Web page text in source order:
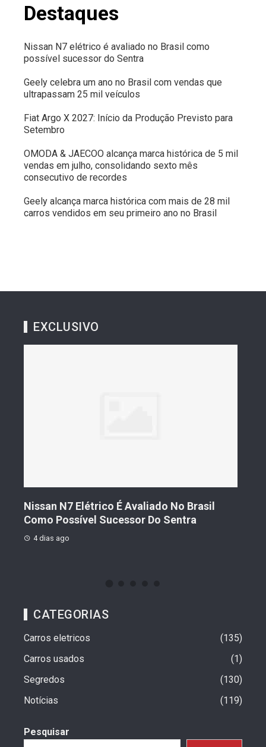
Destaques
Nissan N7 elétrico é avaliado no Brasil como
possível sucessor do Sentra
Geely celebra um ano no Brasil com vendas que
ultrapassam 25 mil veículos
Fiat Argo X 2027: Início da Produção Previsto para
Setembro
OMODA & JAECOO alcança marca histórica de 5 mil
vendas em julho, consolidando sexto mês
consecutivo de recordes
Geely alcança marca histórica com mais de 28 mil
carros vendidos em seu primeiro ano no Brasil
EXCLUSIVO
Geely Celebra Um Ano No Brasil Com
Vendas Que Ultrapassam 25 Mil Veículos
4 dias ago
CATEGORIAS
Carros eletricos
135
Carros usados
1
Segredos
130
Notícias
119
Pesquisar